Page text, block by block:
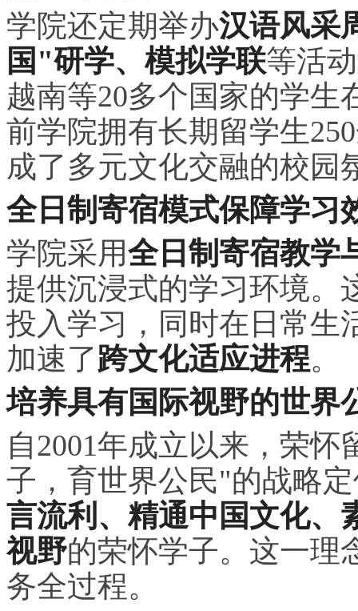
学院还定期举办汉语风采
国"研学、模拟学联等活
越南等20多个国家的学生
前学院拥有长期留学生
成了多元文化交融的校园
全日制寄宿模式保障学习
学院采用全日制寄宿教学
提供沉浸式的学习环境。
投入学习 ，同时在日常
加速了跨文化适应进程。
培养具有国际视野的世界
自2001年成立以来，荣
子，育世界公民"的战略
言流利、精通中国文化、
视野的荣怀学子。这一理
务全过程。